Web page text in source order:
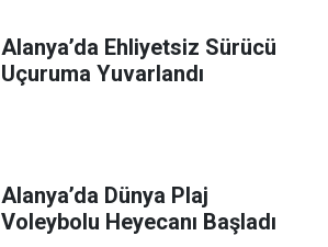
Alanya’da Ehliyetsiz Sürücü
Uçuruma Yuvarlandı
Alanya’da Dünya Plaj
Voleybolu Heyecanı Başladı